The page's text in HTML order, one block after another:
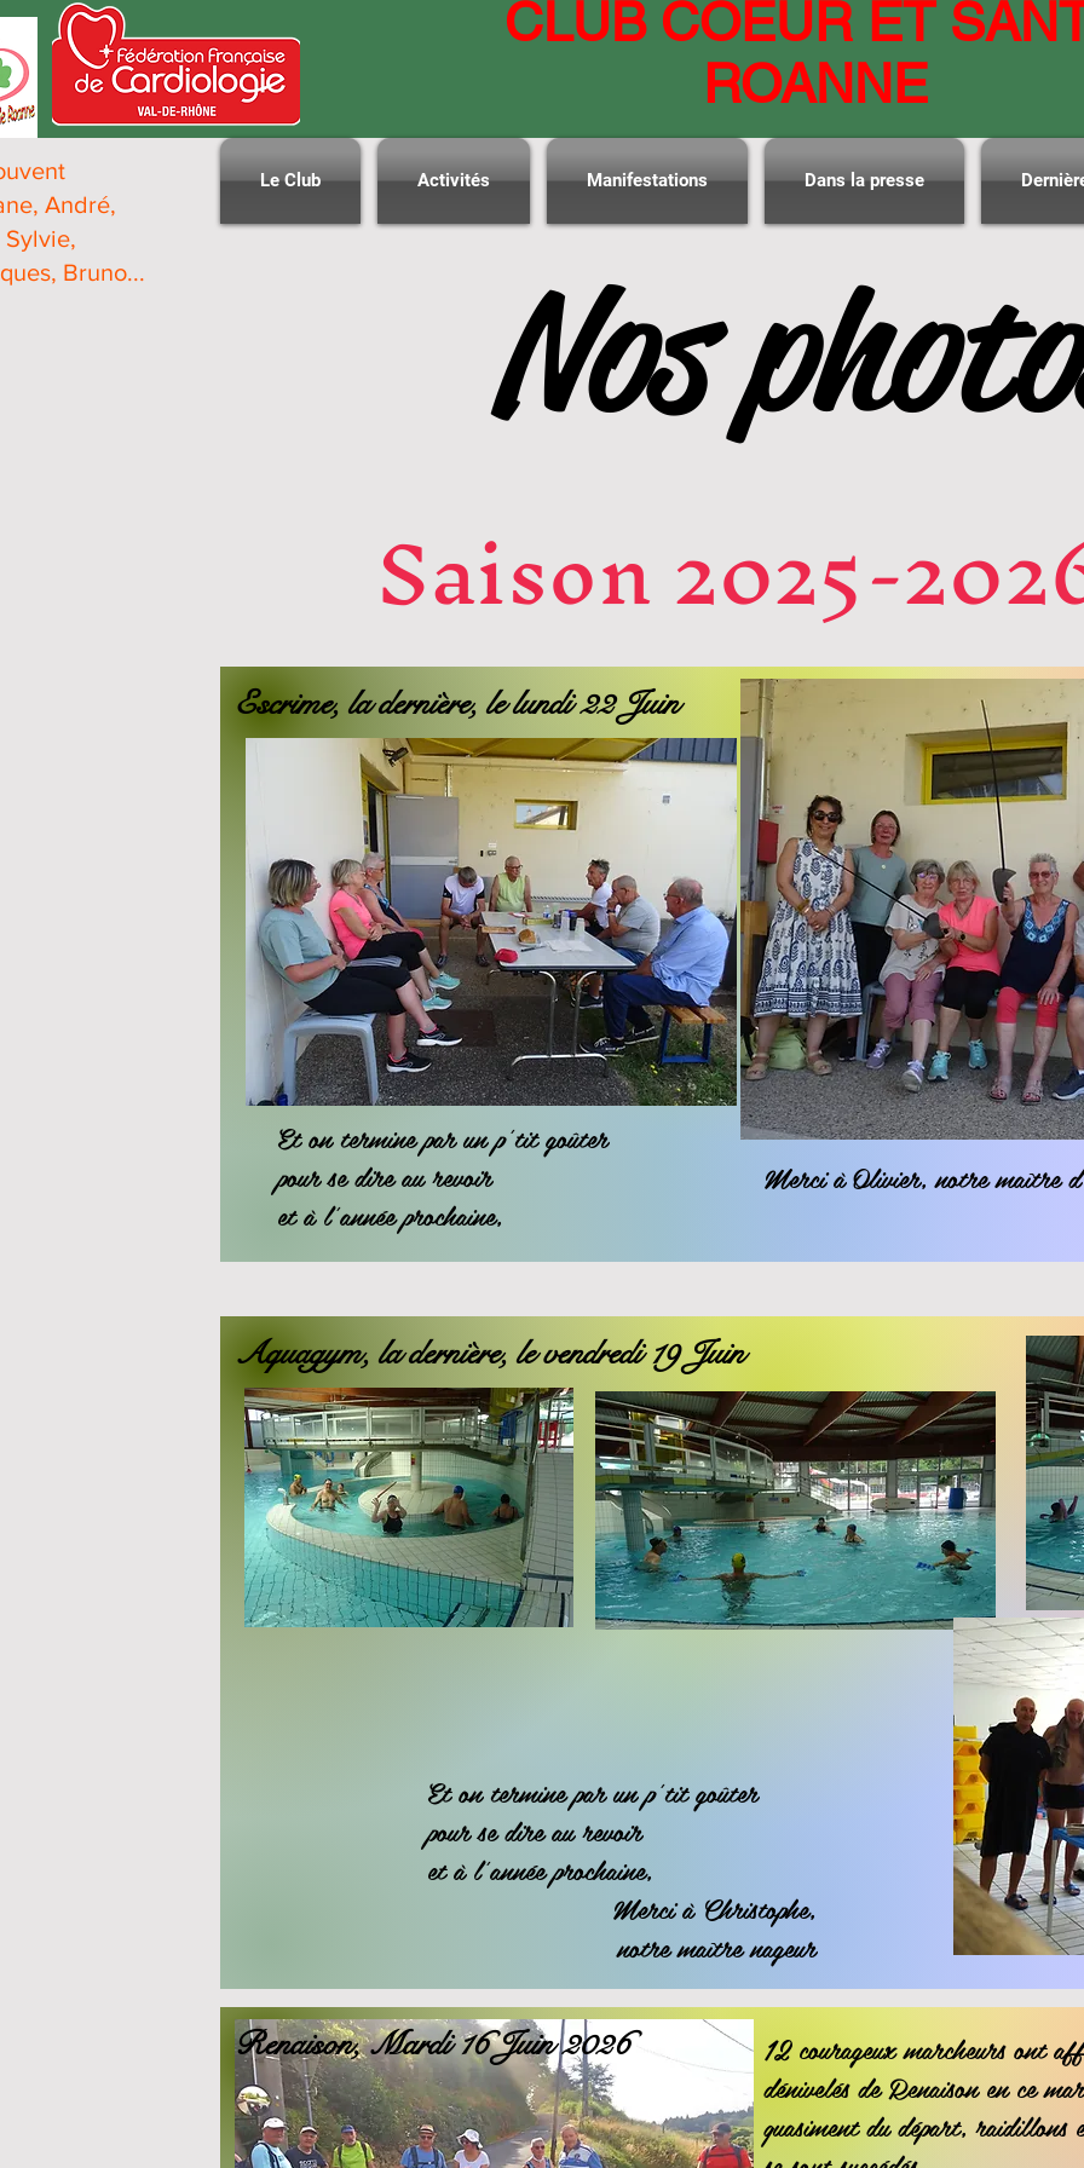
CLUB COEUR ET
ROANNE
André,
Bruno...
Le Club Activités Manifestations Dans la presse
Nos
Saison 2025-
Escrime, la dernière, le lundi 22 Juin
Et on termine par un p'tit goûter
pour se dire au revoir
et à l'année prochaine,
Merci à Olivier, notre maître
Aquagym, la dernière, le vendredi 19 Juin
Et on termine par un p'tit goûter
pour se dire au revoir
et à l'année prochaine,
Merci à Christophe,
notre maître nageur
Renaison, Mardi 16 Juin 2026
12 courageux marcheurs ont
dénivelés de Renaison en ce
quasiment du départ, raidillons